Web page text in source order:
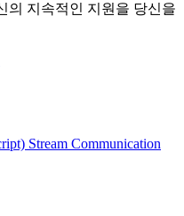
의 지속적인 지원을 당신을
Stream Communication